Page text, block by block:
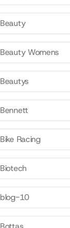
Beauty
Beauty Womens
Beautys
Bennett
Bike Racing
Biotech
blog-10